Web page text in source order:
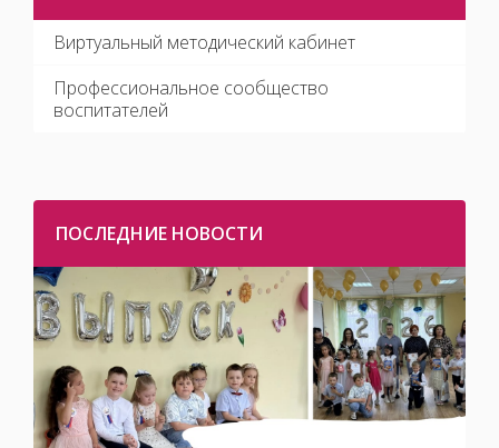
Виртуальный методический кабинет
Профессиональное сообщество
воспитателей
ПОСЛЕДНИЕ НОВОСТИ